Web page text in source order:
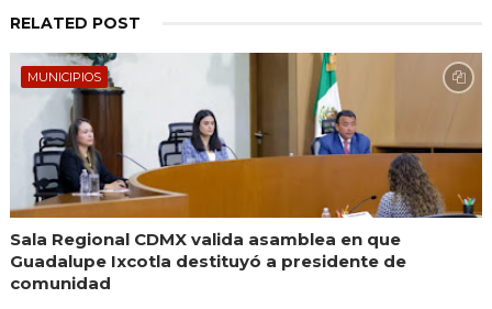
RELATED POST
MUNICIPIOS
Sala Regional CDMX valida asamblea en que
Guadalupe Ixcotla destituyó a presidente de
comunidad